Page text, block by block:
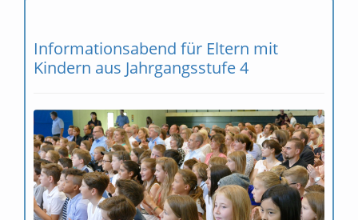
Informationsabend für Eltern mit
Kindern aus Jahrgangsstufe 4